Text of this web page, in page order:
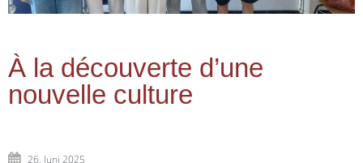
À la découverte d’une
nouvelle culture
26. Juni 2025